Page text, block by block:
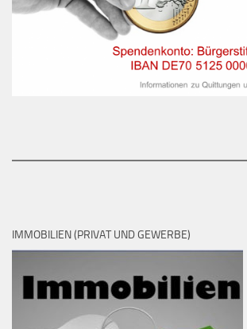
IMMOBILIEN (PRIVAT UND GEWERBE)